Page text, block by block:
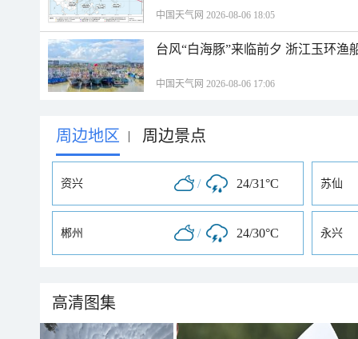
中国天气网 2026-08-06 18:05
台风“白海豚”来临前夕 浙江玉环渔
中国天气网 2026-08-06 17:06
周边地区 | 周边景点
资兴 / 24/31°C 苏仙
郴州 / 24/30°C 永兴
高清图集